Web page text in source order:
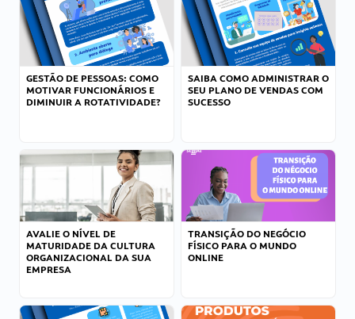
GESTÃO DE PESSOAS: COMO
MOTIVAR FUNCIONÁRIOS E
DIMINUIR A ROTATIVIDADE?
SAIBA COMO ADMINISTRAR O
SEU PLANO DE VENDAS COM
SUCESSO
AVALIE O NÍVEL DE
MATURIDADE DA CULTURA
ORGANIZACIONAL DA SUA
EMPRESA
TRANSIÇÃO DO NEGÓCIO
FÍSICO PARA O MUNDO
ONLINE